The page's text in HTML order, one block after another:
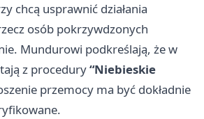
chcą usprawnić działania
osób pokrzywdzonych
Mundurowi podkreślają, że w
z procedury“Niebieskie
przemocy ma być dokładnie